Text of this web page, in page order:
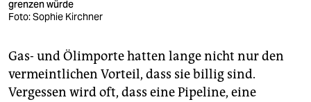
grenzen würde
Foto: Sophie Kirchner
Gas- und Ölimporte hatten lange nicht nur den
vermeintlichen Vorteil, dass sie billig sind.
Vergessen wird oft, dass eine Pipeline, eine